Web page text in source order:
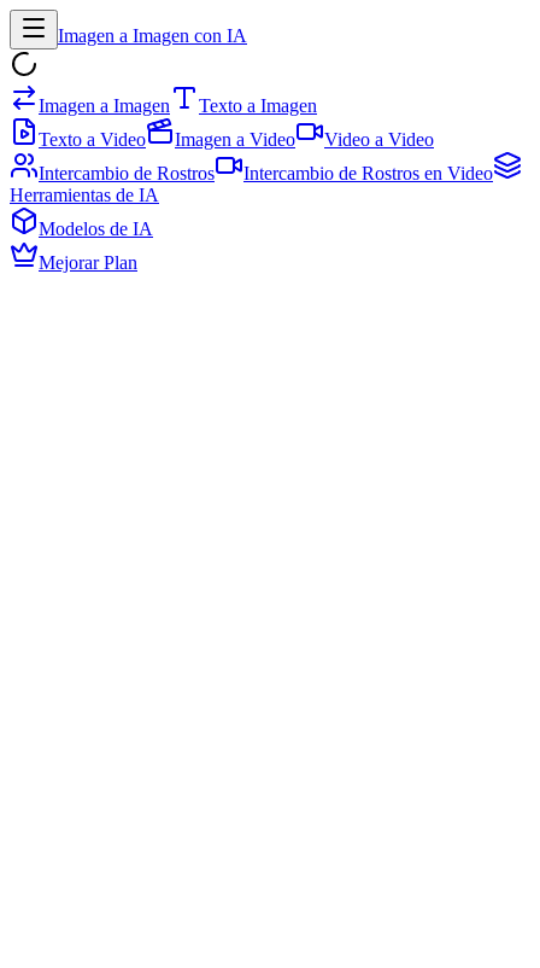
Imagen a Imagen con IA
Imagen a Imagen
Texto a Imagen
Texto a Video
Imagen a Video
Video a Video
Intercambio de Rostros
Intercambio de Rostros en Video
Herramientas de IA
Modelos de IA
Mejorar Plan